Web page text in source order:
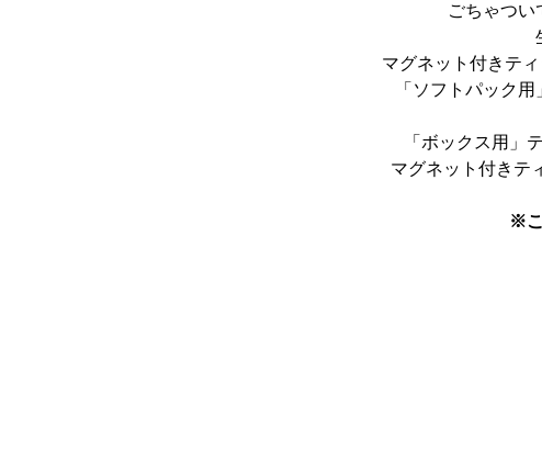
ごちゃつい
マグネット付きテ
「ソフトパック
「ボックス用」
マグネット付きテ
※こ